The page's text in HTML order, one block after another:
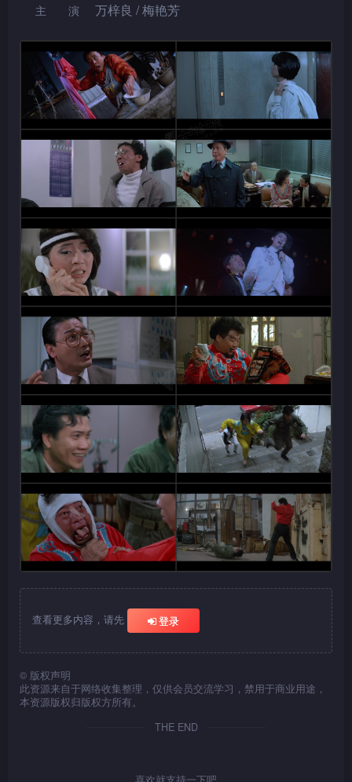
主演 万梓良 / 梅艳芳
查看更多内容，请先 登录
© 版权声明
此资源来自于网络收集整理，仅供会员交流学习，禁用于商业用途，
本资源版权归版权方所有。
THE END